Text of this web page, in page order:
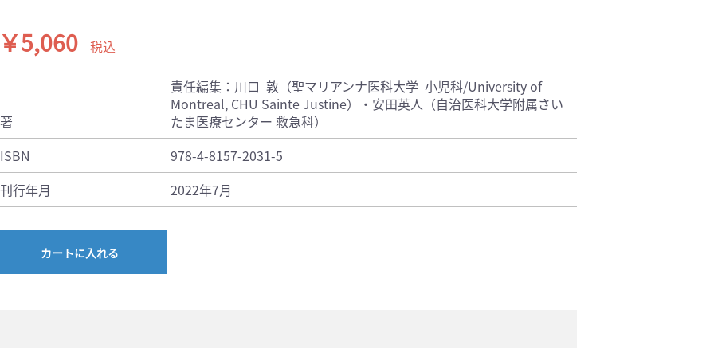
5,060 税込
著
責任編集：川口 敦（聖マリアンナ医科大学 小児科/University of
Montreal, CHU Sainte Justine）・安田英人（自治医科大学附属さい
たま医療センター 救急科）
ISBN
978-4-8157-2031-5
刊行年月
2022年7月
カートに入れる